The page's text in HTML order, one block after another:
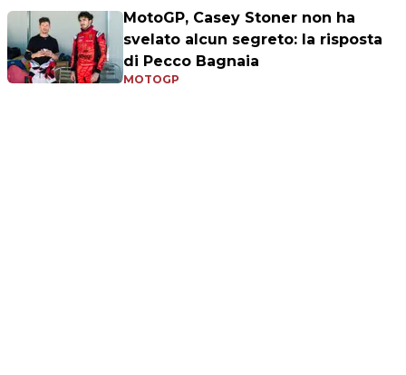
MotoGP, Casey Stoner non ha
svelato alcun segreto: la risposta
di Pecco Bagnaia
MOTOGP